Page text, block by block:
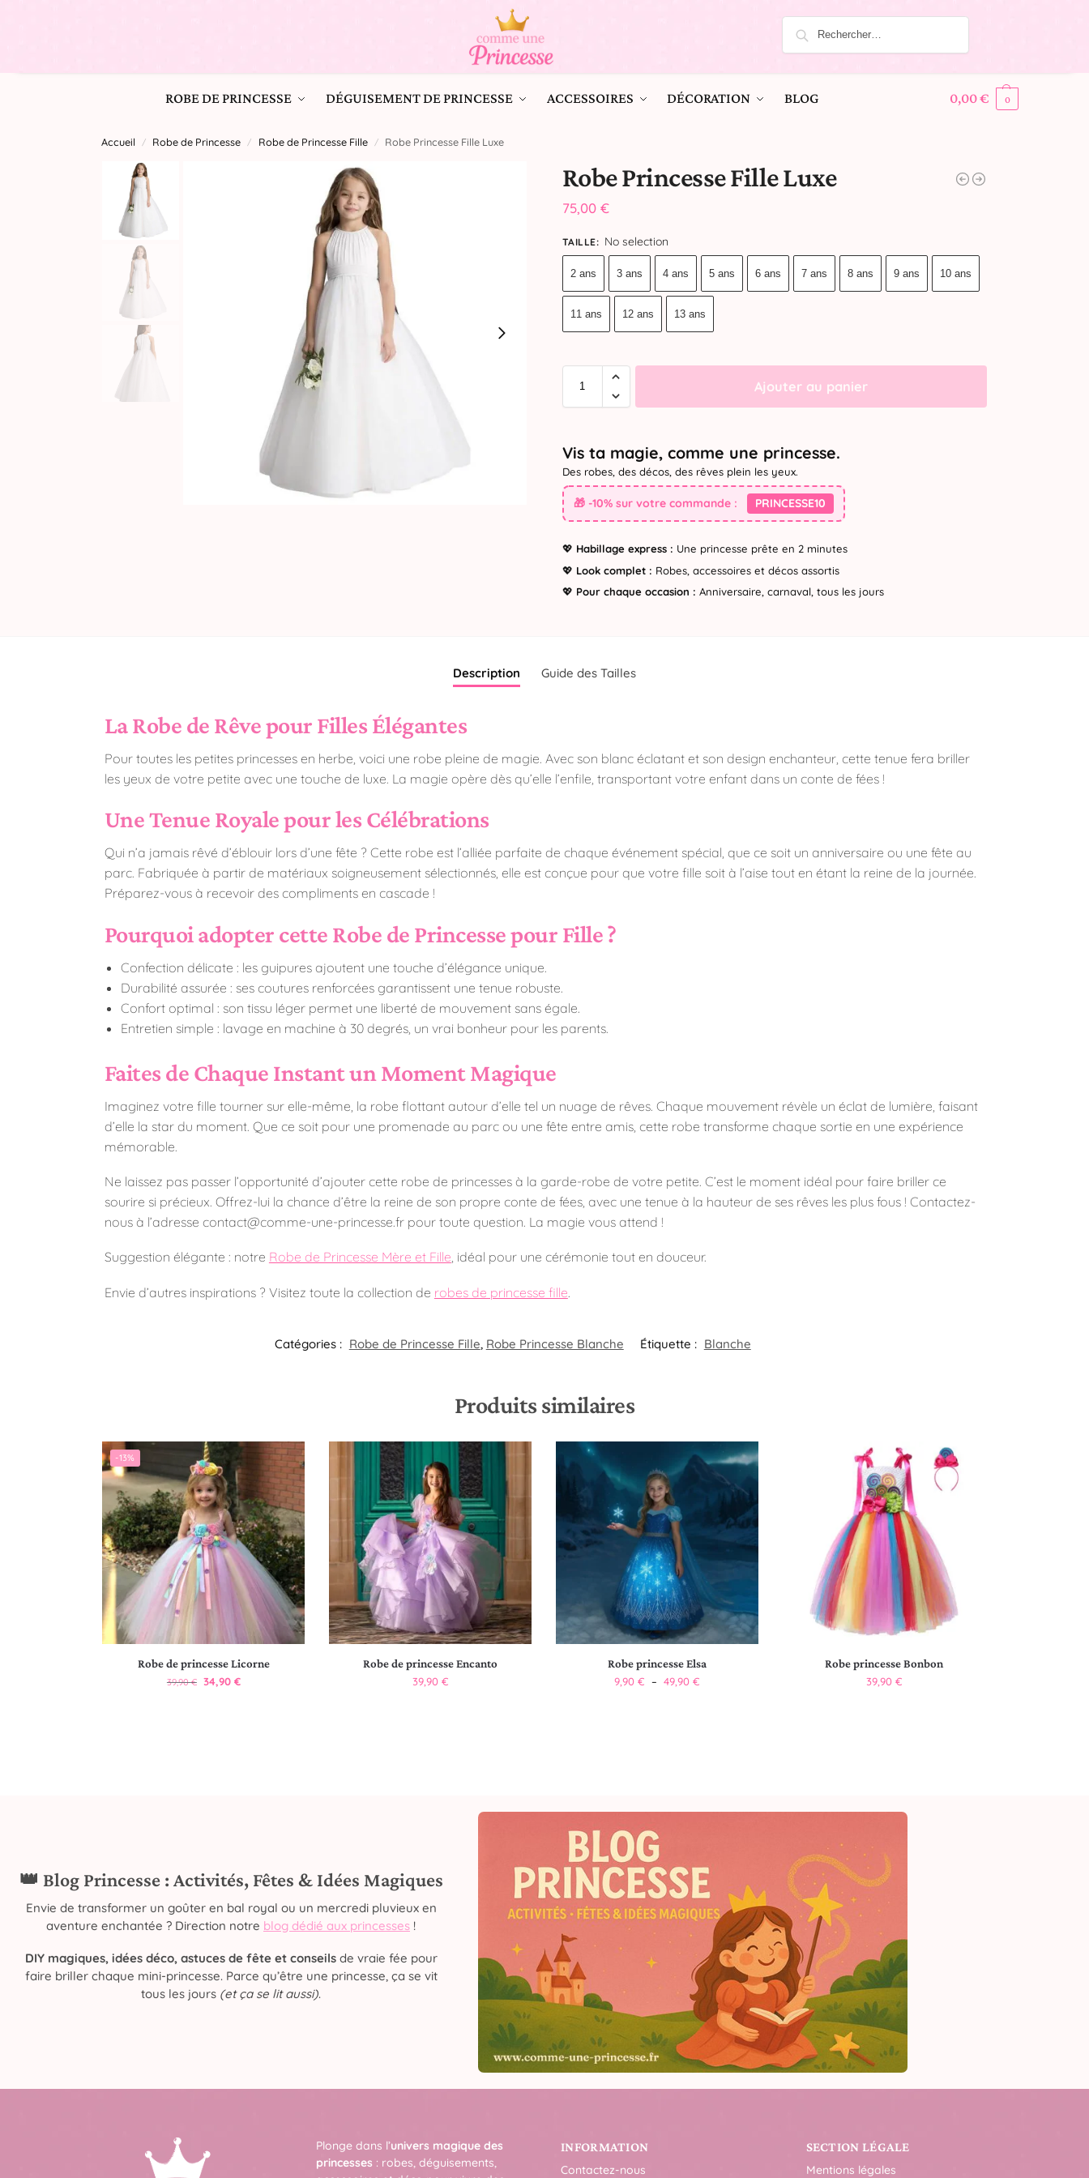
ROBE DE PRINCESSE DÉGUISEMENT DE PRINCESSE ACCESSOIRES DÉCORATION BLOG 0,00€ 0
Accueil / Robe de Princesse / Robe de Princesse Fille / Robe Princesse Fille Luxe
Robe Princesse Fille Luxe
75,00 €
TAILLE: No selection
2 ans 3 ans 4 ans 5 ans 6 ans 7 ans 8 ans 9 ans 10 ans
11 ans 12 ans 13 ans
Ajouter au panier
Vis ta magie, comme une princesse.
Des robes, des décos, des rêves plein les yeux.
🎁 -10% sur votre commande : PRINCESSE10
💖 Habillage express : Une princesse prête en 2 minutes
💖 Look complet : Robes, accessoires et décos assortis
💖 Pour chaque occasion : Anniversaire, carnaval, tous les jours
Description Guide des Tailles
La Robe de Rêve pour Filles Élégantes
Pour toutes les petites princesses en herbe, voici une robe pleine de magie. Avec son blanc éclatant et son design enchanteur, cette tenue fera briller
les yeux de votre petite avec une touche de luxe. La magie opère dès qu’elle l’enfile, transportant votre enfant dans un conte de fées !
Une Tenue Royale pour les Célébrations
Qui n’a jamais rêvé d’éblouir lors d’une fête ? Cette robe est l’alliée parfaite de chaque événement spécial, que ce soit un anniversaire ou une fête au
parc. Fabriquée à partir de matériaux soigneusement sélectionnés, elle est conçue pour que votre fille soit à l’aise tout en étant la reine de la journée.
Préparez-vous à recevoir des compliments en cascade !
Pourquoi adopter cette Robe de Princesse pour Fille ?
Confection délicate : les guipures ajoutent une touche d’élégance unique.
Durabilité assurée : ses coutures renforcées garantissent une tenue robuste.
Confort optimal : son tissu léger permet une liberté de mouvement sans égale.
Entretien simple : lavage en machine à 30 degrés, un vrai bonheur pour les parents.
Faites de Chaque Instant un Moment Magique
Imaginez votre fille tourner sur elle-même, la robe flottant autour d’elle tel un nuage de rêves. Chaque mouvement révèle un éclat de lumière, faisant
d’elle la star du moment. Que ce soit pour une promenade au parc ou une fête entre amis, cette robe transforme chaque sortie en une expérience
mémorable.
Ne laissez pas passer l’opportunité d’ajouter cette robe de princesses à la garde-robe de votre petite. C’est le moment idéal pour faire briller ce
sourire si précieux. Offrez-lui la chance d’être la reine de son propre conte de fées, avec une tenue à la hauteur de ses rêves les plus fous ! Contactez-
nous à l’adresse contact@comme-une-princesse.fr pour toute question. La magie vous attend !
Suggestion élégante : notre Robe de Princesse Mère et Fille, idéal pour une cérémonie tout en douceur.
Envie d’autres inspirations ? Visitez toute la collection de robes de princesse fille.
Catégories : Robe de Princesse Fille, Robe Princesse Blanche Étiquette : Blanche
Produits similaires
-13%
Robe de princesse Licorne
39,90€ 34,90 €
Robe de princesse Encanto
39,90 €
Robe princesse Elsa
9,90€ – 49,90€
Robe princesse Bonbon
39,90 €
👑 Blog Princesse : Activités, Fêtes & Idées Magiques
Envie de transformer un goûter en bal royal ou un mercredi pluvieux en
aventure enchantée ? Direction notre blog dédié aux princesses !
DIY magiques, idées déco, astuces de fête et conseilsde vraie fée pour
faire briller chaque mini-princesse. Parce qu’être une princesse, ça se vit
tous les jours (et ça se lit aussi).
Plonge dans l’univers magique des
princesses : robes, déguisements,
INFORMATION
Contactez-nous
SECTION LÉGALE
Mentions légales